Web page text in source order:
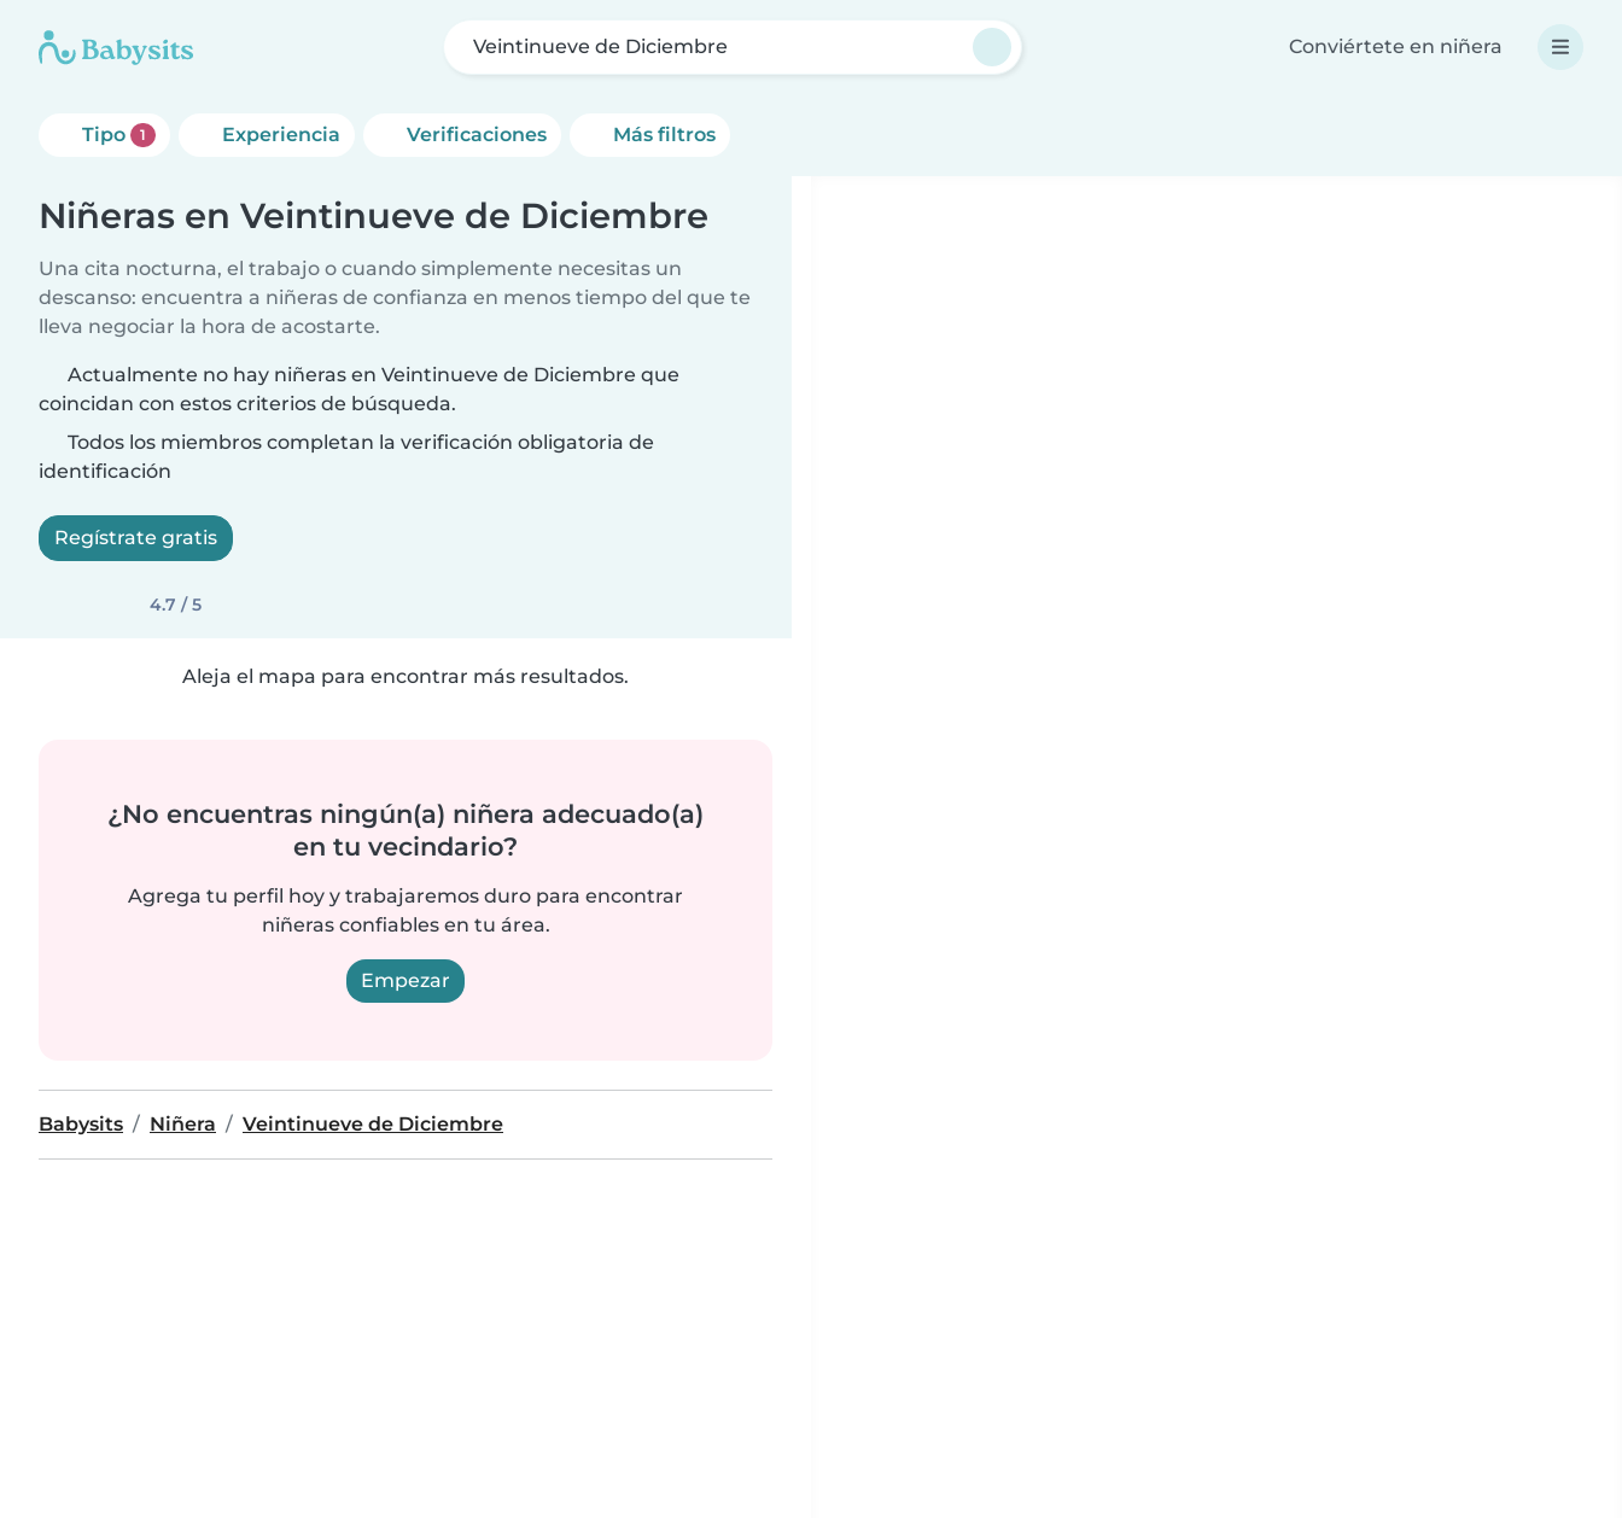
Veintinueve de Diciembre Conviértete en niñera
Tipo 1 Experiencia Verificaciones Más filtros
Niñeras en Veintinueve de Diciembre
Una cita nocturna, el trabajo o cuando simplemente necesitas un
descanso: encuentra a niñeras de confianza en menos tiempo del que te
lleva negociar la hora de acostarte.
Actualmente no hay niñeras en Veintinueve de Diciembre que
coincidan con estos criterios de búsqueda.
Todos los miembros completan la verificación obligatoria de
identificación
Regístrate gratis
4.7 / 5
Aleja el mapa para encontrar más resultados.
¿No encuentras ningún(a) niñera adecuado(a)
en tu vecindario?
Agrega tu perfil hoy y trabajaremos duro para encontrar
niñeras confiables en tu área.
Empezar
Babysits Niñera Veintinueve de Diciembre